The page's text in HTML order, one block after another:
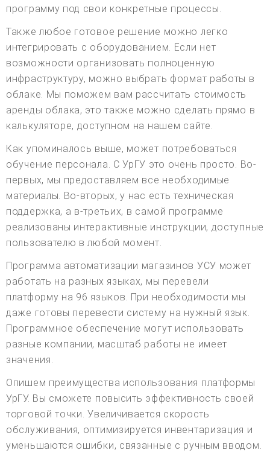
программу под свои конкретные процессы.
Также любое готовое решение можно легко
интегрировать с оборудованием. Если нет
возможности организовать полноценную
инфраструктуру, можно выбрать формат работы в
облаке. Мы поможем вам рассчитать стоимость
аренды облака, это также можно сделать прямо в
калькуляторе, доступном на нашем сайте.
Как упоминалось выше, может потребоваться
обучение персонала. С УрГУ это очень просто. Во-
первых, мы предоставляем все необходимые
материалы. Во-вторых, у нас есть техническая
поддержка, а в-третьих, в самой программе
реализованы интерактивные инструкции, доступные
пользователю в любой момент.
Программа автоматизации магазинов УСУ может
работать на разных языках, мы перевели
платформу на 96 языков. При необходимости мы
даже готовы перевести систему на нужный язык.
Программное обеспечение могут использовать
разные компании, масштаб работы не имеет
значения.
Опишем преимущества использования платформы
УрГУ. Вы сможете повысить эффективность своей
торговой точки. Увеличивается скорость
обслуживания, оптимизируется инвентаризация и
уменьшаются ошибки, связанные с ручным вводом.